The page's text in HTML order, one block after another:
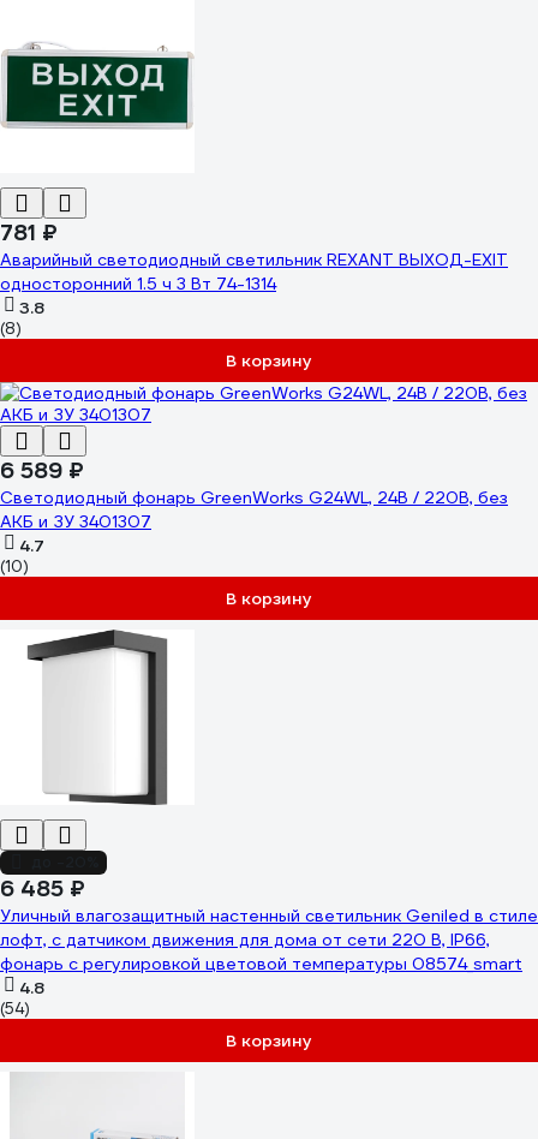
781 ₽
Аварийный светодиодный светильник REXANT ВЫХОД-EXIT
односторонний 1.5 ч 3 Вт 74-1314
3.8
(8)
В корзину
6 589 ₽
Светодиодный фонарь GreenWorks G24WL, 24В / 220В, без
АКБ и ЗУ 3401307
4.7
(10)
В корзину
6 485 ₽
Уличный влагозащитный настенный светильник Geniled в стиле
лофт, с датчиком движения для дома от сети 220 В, IP66,
фонарь с регулировкой цветовой температуры 08574_smart
4.8
(54)
В корзину